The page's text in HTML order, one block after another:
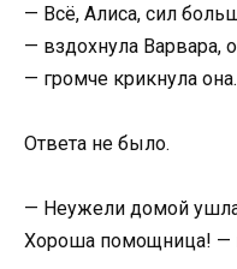
— Всё, Алиса, сил
— вздохнула Варвара,
— громче крикнула она.
Ответа не было.
— Неужели домой
Хороша помощница! —